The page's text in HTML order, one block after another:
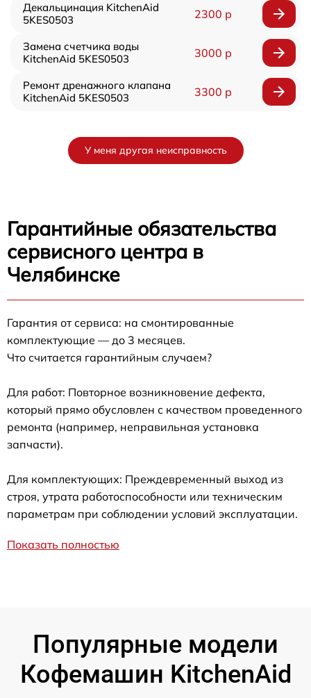
Декальцинация KitchenAid
5KES0503
2300 р
Замена счетчика воды
KitchenAid 5KES0503
3000 р
Ремонт дренажного клапана
KitchenAid 5KES0503
3300 р
У меня другая неисправность
Гарантийные обязательства
сервисного центра в
Челябинске
Гарантия от сервиса: на смонтированные
комплектующие — до 3 месяцев.
Что считается гарантийным случаем?
Для работ: Повторное возникновение дефекта,
который прямо обусловлен с качеством проведенного
ремонта (например, неправильная установка
запчасти).
Для комплектующих: Преждевременный выход из
строя, утрата работоспособности или техническим
параметрам при соблюдении условий эксплуатации.
Показать полностью
Популярные модели
Кофемашин KitchenAid